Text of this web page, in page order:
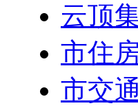
云顶
市住
市交